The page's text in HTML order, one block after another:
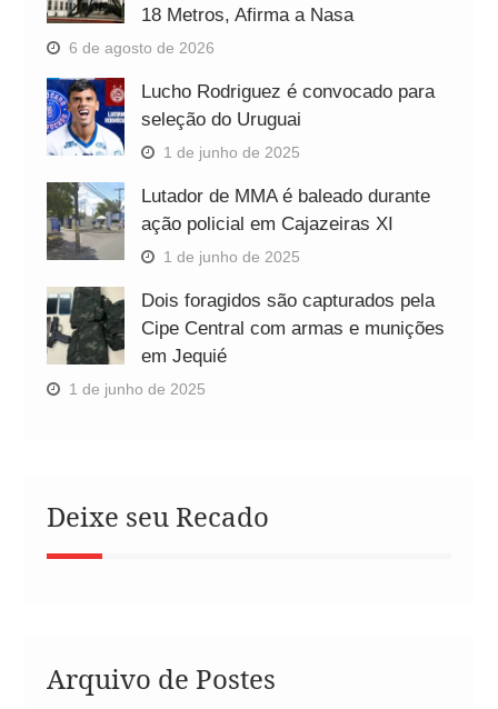
18 Metros, Afirma a Nasa
6 de agosto de 2026
Lucho Rodriguez é convocado para
seleção do Uruguai
1 de junho de 2025
Lutador de MMA é baleado durante
ação policial em Cajazeiras XI
1 de junho de 2025
Dois foragidos são capturados pela
Cipe Central com armas e munições
em Jequié
1 de junho de 2025
Deixe seu Recado
Arquivo de Postes